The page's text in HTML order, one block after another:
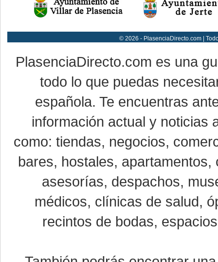
© 2026 - PlasenciaDirecto.com |
PlasenciaDirecto.com es una
todo lo que puedas
española. Te encuentras
información actual y noticias
como: tiendas, negocios,
bares, hostales,
asesorías, despachos,
médicos, clínicas de salud,
recintos de bodas,